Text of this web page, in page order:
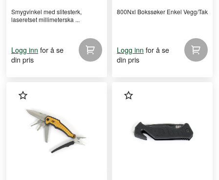
Smygvinkel med slitesterk,
laseretset millimeterska ...
Logg inn for å se
din pris
800Nxl Bokssøker Enkel Vegg/Tak
Logg inn for å se
din pris